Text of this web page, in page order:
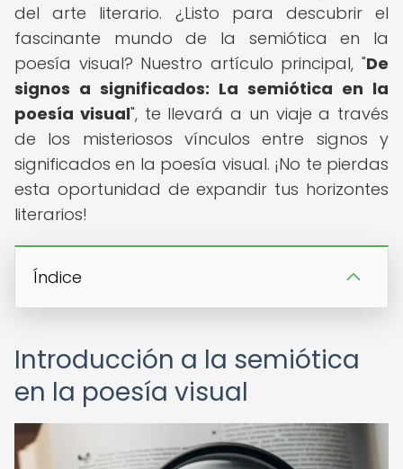
del arte literario. ¿Listo para descubrir el
fascinante mundo de la semiótica en la
poesía visual? Nuestro artículo principal, "De
signos a significados: La semiótica en la
poesía visual", te llevará a un viaje a través
de los misteriosos vínculos entre signos y
significados en la poesía visual. ¡No te pierdas
esta oportunidad de expandir tus horizontes
literarios!
Índice
Introducción a la semiótica
en la poesía visual